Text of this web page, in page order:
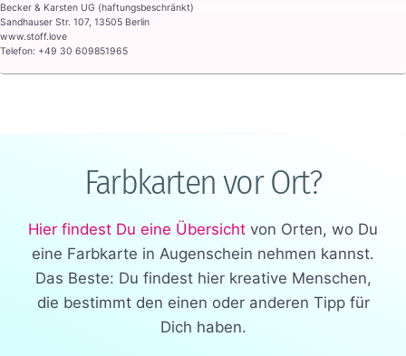
Becker & Karsten UG (haftungsbeschränkt)
Sandhauser Str. 107, 13505 Berlin
www.stoff.love
Telefon: +49 30 609851965
Farbkarten vor Ort?
Hier findest Du eine Übersicht von Orten, wo Du
eine Farbkarte in Augenschein nehmen kannst.
Das Beste: Du findest hier kreative Menschen,
die bestimmt den einen oder anderen Tipp für
Dich haben.